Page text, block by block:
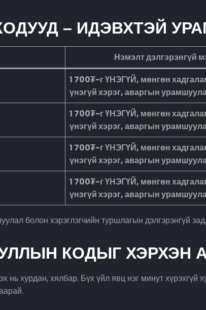
– ИДЭВХТЭЙ
Нэмэлт дэлгэрэнгүй
1 700₮-г ҮНЭГҮЙ, мөнгөн
үнэгүй хэрэг, аваргын
1 700₮-г ҮНЭГҮЙ, мөнгөн
үнэгүй хэрэг, аваргын
1 700₮-г ҮНЭГҮЙ, мөнгөн
үнэгүй хэрэг, аваргын
1 700₮-г ҮНЭГҮЙ, мөнгөн
үнэгүй хэрэг, аваргын
болон хэрэглэгчийн туршлагын дэлгэрэнгүй
КОДЫГ ХЭРХЭН
хурдан, хялбар. Бүх үйл явц нэг минут хүрэхгүй